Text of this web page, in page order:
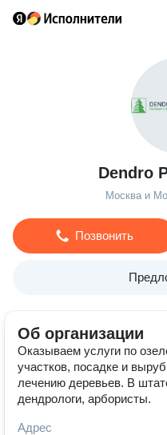
Dendro
Москва и
Позвонить
Об организации
Оказываем услуги по
участков, посадке и
лечению деревьев. В
дендрологи, арбористы.
Адрес